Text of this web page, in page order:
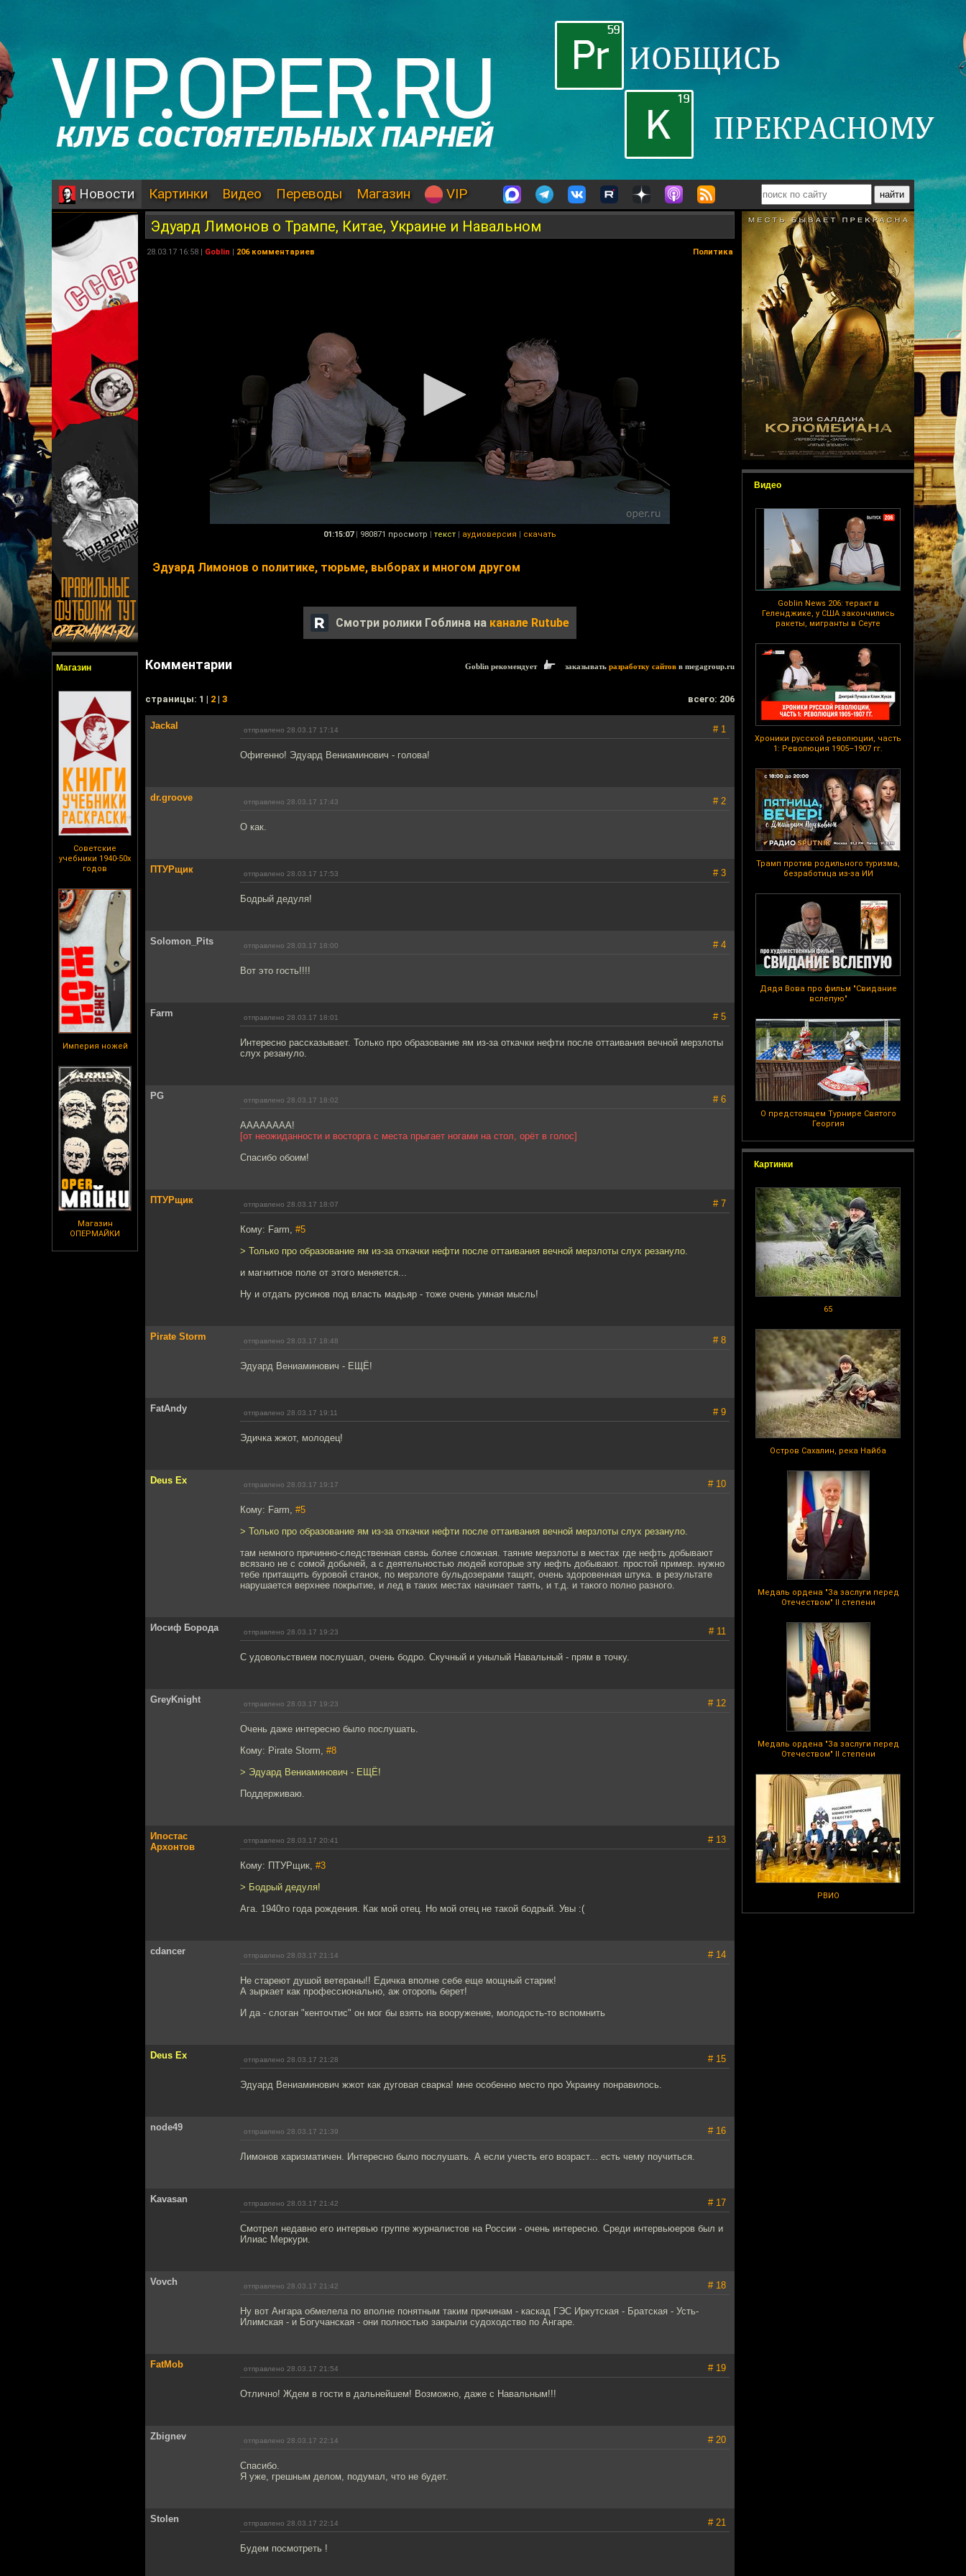
Новости Картинки Видео Переводы Магазин VIP
Магазин
Советские
учебники 1940-50х
годов
Империя ножей
Магазин
ОПЕРМАЙКИ
Видео
Goblin News 206: теракт в
Геленджике, у США закончились
ракеты, мигранты в Сеуте
Хроники русской революции, часть
1: Революция 1905–1907 гг.
Трамп против родильного туризма,
безработица из-за ИИ
Дядя Вова про фильм "Свидание
вслепую"
О предстоящем Турнире Святого
Георгия
Картинки
65
Остров Сахалин, река Найба
Медаль ордена "За заслуги перед
Отечеством" II степени
Медаль ордена "За заслуги перед
Отечеством" II степени
РВИО
Эдуард Лимонов о Трампе, Китае, Украине и Навальном
28.03.17 16:58 | Goblin | 206 комментариев Политика
01:15:07 | 980871 просмотр | текст | аудиоверсия | скачать
Эдуард Лимонов о политике, тюрьме, выборах и многом другом
Смотри ролики Гоблина на канале Rutube
Комментарии Goblin рекомендует заказывать разработку сайтов в megagroup.ru
cтраницы: 1 | 2 | 3 всего: 206
Jackal отправлено 28.03.17 17:14 # 1
Офигенно! Эдуард Вениаминович - голова!
dr.groove отправлено 28.03.17 17:43 # 2
О как.
ПТУРщик отправлено 28.03.17 17:53 # 3
Бодрый дедуля!
Solomon_Pits отправлено 28.03.17 18:00 # 4
Вот это гость!!!!
Farm отправлено 28.03.17 18:01 # 5
Интересно рассказывает. Только про образование ям из-за откачки нефти после оттаивания вечной мерзлоты
слух резануло.
PG отправлено 28.03.17 18:02 # 6
АААААААА!
[от неожиданности и восторга с места прыгает ногами на стол, орёт в голос]
Спасибо обоим!
ПТУРщик отправлено 28.03.17 18:07 # 7
Кому: Farm, #5
> Только про образование ям из-за откачки нефти после оттаивания вечной мерзлоты слух резануло.
и магнитное поле от этого меняется...
Ну и отдать русинов под власть мадьяр - тоже очень умная мысль!
Pirate Storm отправлено 28.03.17 18:48 # 8
Эдуард Вениаминович - ЕЩЁ!
FatAndy отправлено 28.03.17 19:11 # 9
Эдичка жжот, молодец!
Deus Ex отправлено 28.03.17 19:17 # 10
Кому: Farm, #5
> Только про образование ям из-за откачки нефти после оттаивания вечной мерзлоты слух резануло.
там немного причинно-следственная связь более сложная. таяние мерзлоты в местах где нефть добывают
всязано не с сомой добычей, а с деятельностью людей которые эту нефть добывают. простой пример. нужно
тебе притащить буровой станок, по мерзлоте бульдозерами тащят, очень здоровенная штука. в результате
нарушается верхнее покрытие, и лед в таких местах начинает таять, и т.д. и такого полно разного.
Иосиф Борода отправлено 28.03.17 19:23 # 11
С удовольствием послушал, очень бодро. Скучный и унылый Навальный - прям в точку.
GreyKnight отправлено 28.03.17 19:23 # 12
Очень даже интересно было послушать.
Кому: Pirate Storm, #8
> Эдуард Вениаминович - ЕЩЁ!
Поддерживаю.
Ипостас
Архонтов
отправлено 28.03.17 20:41 # 13
Кому: ПТУРщик, #3
> Бодрый дедуля!
Ага. 1940го года рождения. Как мой отец. Но мой отец не такой бодрый. Увы :(
cdancer отправлено 28.03.17 21:14 # 14
Не стареют душой ветераны!! Едичка вполне себе еще мощный старик!
А зыркает как профессионально, аж оторопь берет!
И да - слоган "кенточтис" он мог бы взять на вооружение, молодость-то вспомнить
Deus Ex отправлено 28.03.17 21:28 # 15
Эдуард Вениаминович жжот как дуговая сварка! мне особенно место про Украину понравилось.
node49 отправлено 28.03.17 21:39 # 16
Лимонов харизматичен. Интересно было послушать. А если учесть его возраст... есть чему поучиться.
Kavasan отправлено 28.03.17 21:42 # 17
Смотрел недавно его интервью группе журналистов на России - очень интересно. Среди интервьюеров был и
Илиас Меркури.
Vovch отправлено 28.03.17 21:42 # 18
Ну вот Ангара обмелела по вполне понятным таким причинам - каскад ГЭС Иркутская - Братская - Усть-
Илимская - и Богучанская - они полностью закрыли судоходство по Ангаре.
FatMob отправлено 28.03.17 21:54 # 19
Отлично! Ждем в гости в дальнейшем! Возможно, даже с Навальным!!!
Zbignev отправлено 28.03.17 22:14 # 20
Спасибо.
Я уже, грешным делом, подумал, что не будет.
Stolen отправлено 28.03.17 22:14 # 21
Будем посмотреть !